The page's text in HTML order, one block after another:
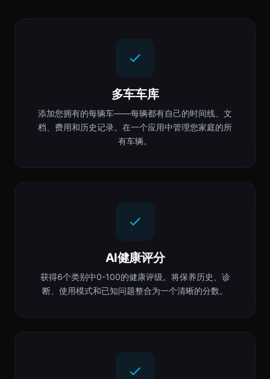
多车车库
添加您拥有的每辆车——每辆都有自己的时间线、文
档、费用和历史记录。在一个应用中管理您家庭的所
有车辆。
AI健康评分
获得6个类别中0-100的健康评级。将保养历史、诊
断、使用模式和已知问题整合为一个清晰的分数。